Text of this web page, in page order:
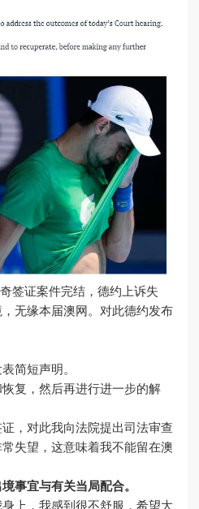
签证案件完结，德约上诉失
无缘本届澳网。对此德约发布
简短声明。
复，然后再进行进一步的解
，对此我向法院提出司法审查
失望，这意味着我不能留在澳
事宜与有关当局配合。
上，我感到很不舒服，希望大